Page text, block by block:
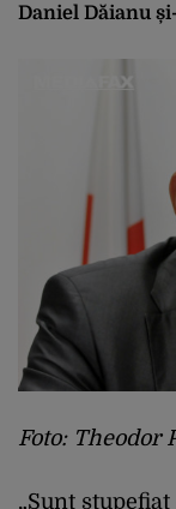
Daniel Dăianu
Foto: Theodor
„Sunt